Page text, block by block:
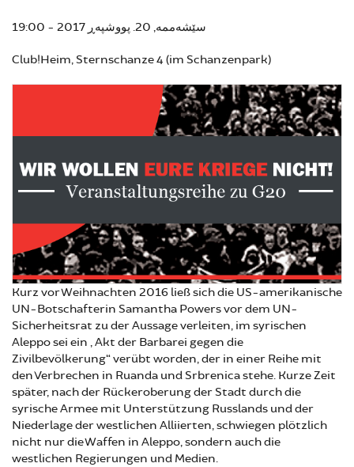
سێشەممە, 20. پووشپەڕ 2017 - 19:00
Club!Heim, Sternschanze 4 (im Schanzenpark)
Kurz vor Weihnachten 2016 ließ sich die US-amerikanische
UN-Botschafterin Samantha Powers vor dem UN-
Sicherheitsrat zu der Aussage verleiten, im syrischen
Aleppo sei ein „Akt der Barbarei gegen die
Zivilbevölkerung“ verübt worden, der in einer Reihe mit
den Verbrechen in Ruanda und Srbrenica stehe. Kurze Zeit
später, nach der Rückeroberung der Stadt durch die
syrische Armee mit Unterstützung Russlands und der
Niederlage der westlichen Alliierten, schwiegen plötzlich
nicht nur die Waffen in Aleppo, sondern auch die
westlichen Regierungen und Medien.